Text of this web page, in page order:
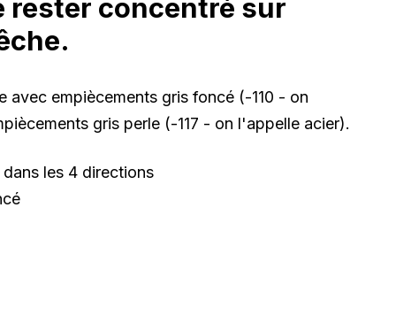
concentré sur
avec empiècements gris foncé (-110 - on
gris perle (-117 - on l'appelle acier).
les 4 directions